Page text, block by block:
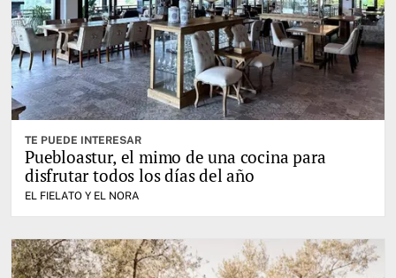
TE PUEDE INTERESAR
Puebloastur, el mimo de una cocina para
disfrutar todos los días del año
EL FIELATO Y EL NORA